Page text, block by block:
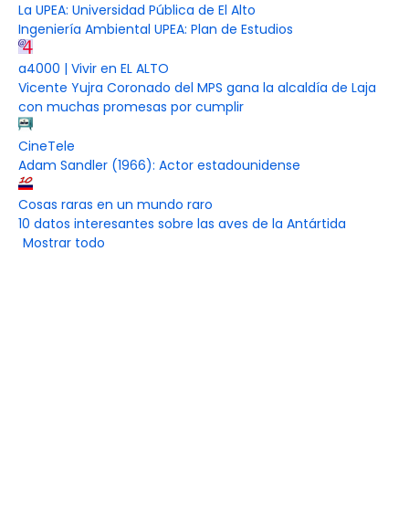
La UPEA: Universidad Pública de El Alto
Ingeniería Ambiental UPEA: Plan de Estudios
a4000 | Vivir en EL ALTO
Vicente Yujra Coronado del MPS gana la alcaldía de Laja
con muchas promesas por cumplir
CineTele
Adam Sandler (1966): Actor estadounidense
Cosas raras en un mundo raro
10 datos interesantes sobre las aves de la Antártida
Mostrar todo